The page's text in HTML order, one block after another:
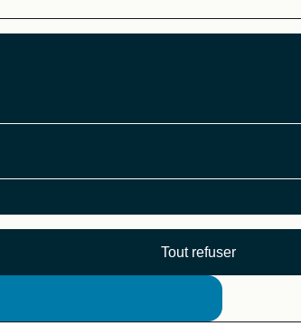
Tout refuser